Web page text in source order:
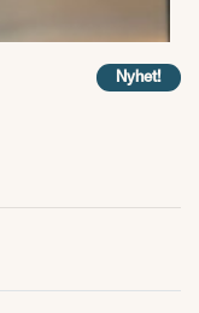
Nyhet!